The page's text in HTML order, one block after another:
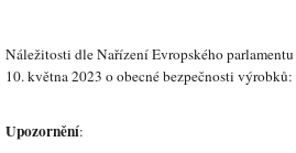
Náležitosti dle Nařízení Evropského
10. května 2023 o obecné bezpečnosti výrobků:
Upozornění: